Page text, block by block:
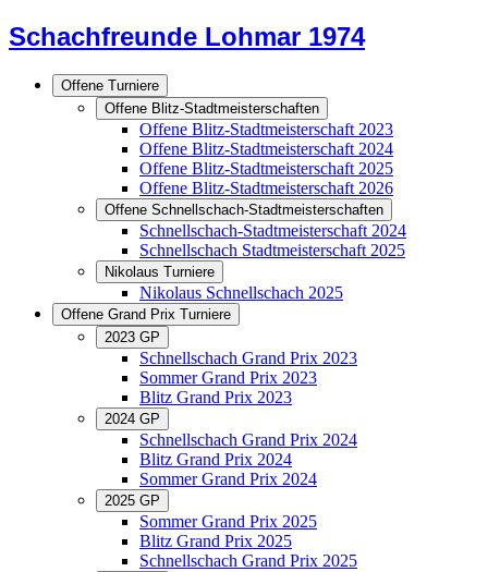
Schachfreunde Lohmar 1974
Offene Turniere
Offene Blitz-Stadtmeisterschaften
Offene Blitz-Stadtmeisterschaft 2023
Offene Blitz-Stadtmeisterschaft 2024
Offene Blitz-Stadtmeisterschaft 2025
Offene Blitz-Stadtmeisterschaft 2026
Offene Schnellschach-Stadtmeisterschaften
Schnellschach-Stadtmeisterschaft 2024
Schnellschach Stadtmeisterschaft 2025
Nikolaus Turniere
Nikolaus Schnellschach 2025
Offene Grand Prix Turniere
2023 GP
Schnellschach Grand Prix 2023
Sommer Grand Prix 2023
Blitz Grand Prix 2023
2024 GP
Schnellschach Grand Prix 2024
Blitz Grand Prix 2024
Sommer Grand Prix 2024
2025 GP
Sommer Grand Prix 2025
Blitz Grand Prix 2025
Schnellschach Grand Prix 2025